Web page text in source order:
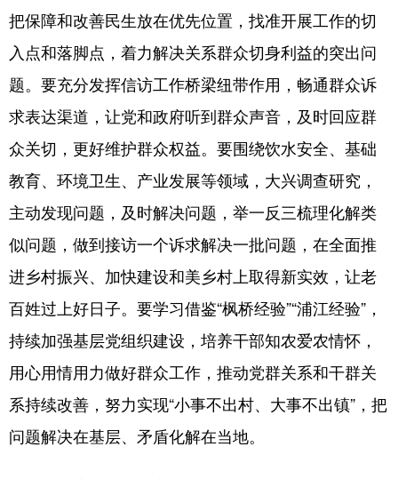
把保障和改善民生放在优先位置，找准开展工作的切
入点和落脚点，着力解决关系群众切身利益的突出问
题。要充分发挥信访工作桥梁纽带作用，畅通群众诉
求表达渠道，让党和政府听到群众声音，及时回应群
众关切，更好维护群众权益。要围绕饮水安全、基础
教育、环境卫生、产业发展等领域，大兴调查研究，
主动发现问题，及时解决问题，举一反三梳理化解类
似问题，做到接访一个诉求解决一批问题，在全面推
进乡村振兴、加快建设和美乡村上取得新实效，让老
百姓过上好日子。要学习借鉴“枫桥经验”“浦江经验”，
持续加强基层党组织建设，培养干部知农爱农情怀，
用心用情用力做好群众工作，推动党群关系和干群关
系持续改善，努力实现“小事不出村、大事不出镇”，把
问题解决在基层、矛盾化解在当地。